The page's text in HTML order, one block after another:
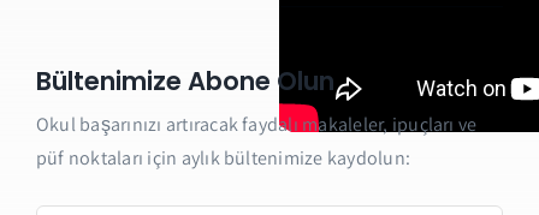
Bültenimize Abone Olun
Okul başarınızı artıracak faydalı makaleler, ipuçları ve
püf noktaları için aylık bültenimize kaydolun: